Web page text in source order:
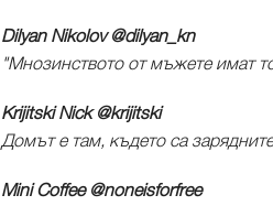
Dilyan Nikolov ‏@dilyan_kn
"Мнозинството от мъжете имат
Krijitski Nick ‏@krijitski
Домът е там, където са
Mini Coffee ‏@noneisforfree